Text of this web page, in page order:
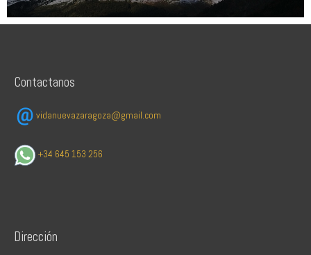
Contactanos
vidanuevazaragoza@gmail.com
+34 645 153 256
Dirección